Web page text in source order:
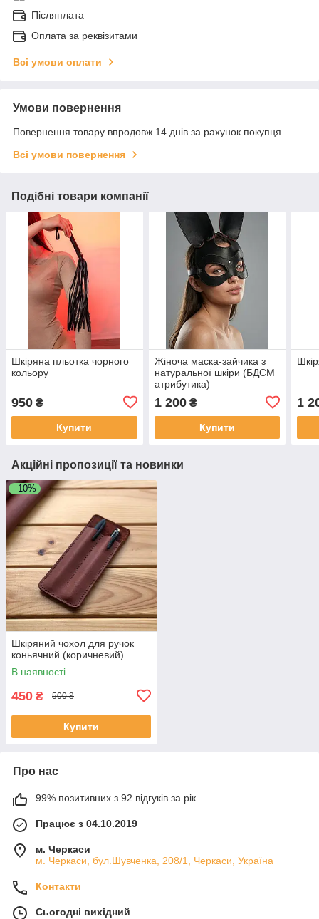
Післяплата
Оплата за реквізитами
Всі умови оплати
Умови повернення
Повернення товару впродовж 14 днів за рахунок покупця
Всі умови повернення
Подібні товари компанії
Шкіряна пльотка чорного
кольору
950 ₴
Купити
Жіноча маска-зайчика з
натуральної шкіри (БДСМ
атрибутика)
1 200₴
Купити
1
Акційні пропозиції та новинки
–10%
Шкіряний чохол для ручок
коньячний (коричневий)
В наявності
450 ₴ 500 ₴
Купити
Про нас
99% позитивних з 92 відгуків за рік
Працює з 04.10.2019
м. Черкаси
м. Черкаси, бул.Шувченка, 208/1, Черкаси, Україна
Контакти
Сьогодні вихідний